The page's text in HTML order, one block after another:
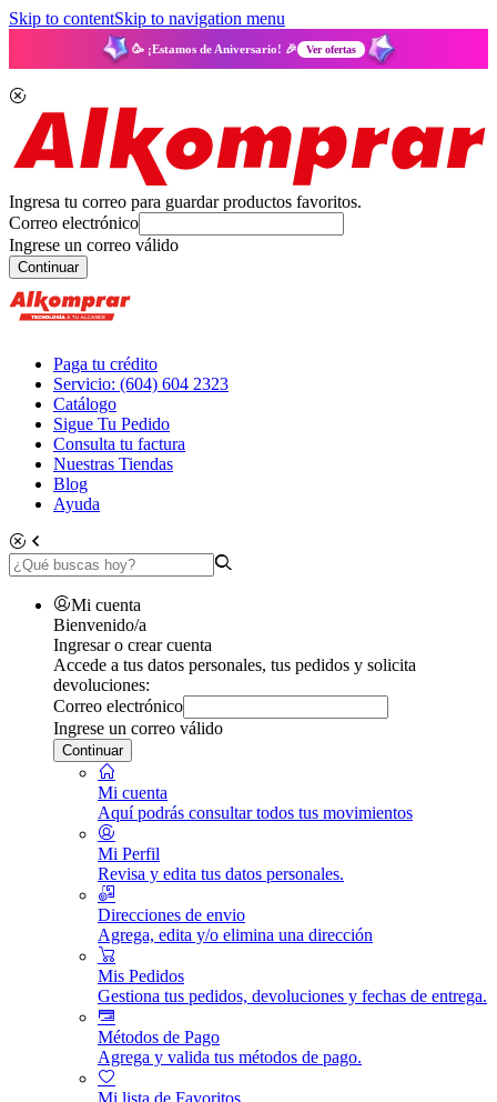
Skip to contentSkip to navigation menu
🥳 ¡Estamos de Aniversario! 🎉 Ver ofertas
Ingresa tu correo para guardar productos favoritos.
Correo electrónico
Ingrese un correo válido
Continuar
Paga tu crédito
Servicio: (604) 604 2323
Catálogo
Sigue Tu Pedido
Consulta tu factura
Nuestras Tiendas
Blog
Ayuda
Mi cuenta
Bienvenido/a
Ingresar o crear cuenta
Accede a tus datos personales, tus pedidos y solicita
devoluciones:
Correo electrónico
Ingrese un correo válido
Continuar
Mi cuenta
Aquí podrás consultar todos tus movimientos
Mi Perfil
Revisa y edita tus datos personales.
Direcciones de envio
Agrega, edita y/o elimina una dirección
Mis Pedidos
Gestiona tus pedidos, devoluciones y fechas de entrega.
Métodos de Pago
Agrega y valida tus métodos de pago.
Mi lista de Favoritos